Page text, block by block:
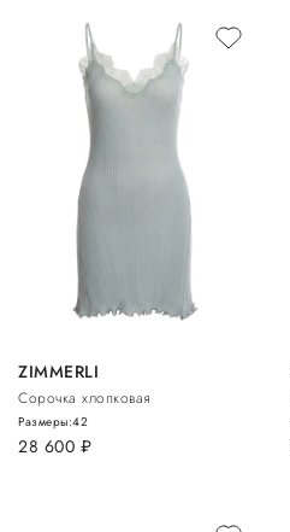
ZIMMERLI
Сорочка хлопковая
28 600 руб.
Размеры:42